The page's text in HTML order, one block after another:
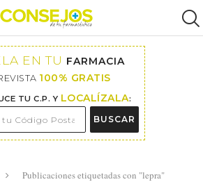
EN TU FARMACIA
100% GRATIS
TU C.P. Y LOCALÍZALA:
BUSCAR
Publicaciones etiquetadas con "lepra"